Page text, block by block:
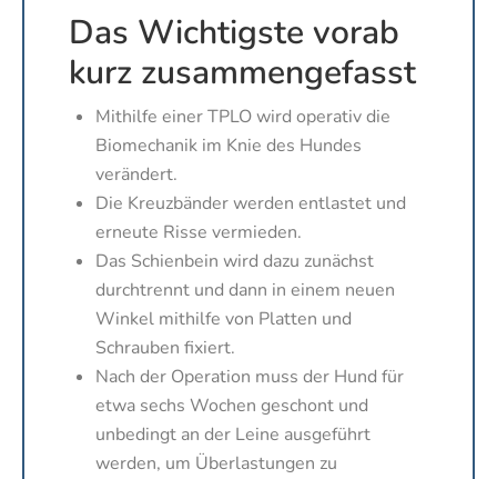
Das Wichtigste vorab
kurz zusammengefasst
Mithilfe einer TPLO wird operativ die
Biomechanik im Knie des Hundes
verändert.
Die Kreuzbänder werden entlastet und
erneute Risse vermieden.
Das Schienbein wird dazu zunächst
durchtrennt und dann in einem neuen
Winkel mithilfe von Platten und
Schrauben fixiert.
Nach der Operation muss der Hund für
etwa sechs Wochen geschont und
unbedingt an der Leine ausgeführt
werden, um Überlastungen zu